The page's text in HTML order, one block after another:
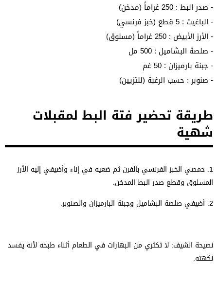
- صدر البط : 250 غراماً (مدخن)
- الباغيت : 5 قطع (خبز فرنسي)
- الأرز الأبيض : 250 غراماً (مسلوق)
- صلصة البشاميل : 500 مل
- جبنة بارميزان : 50 غم
- صنوبر : حسب الرغبة (للتزيين)
طريقة تحضير فتة البط لمقبلات
شهية
1. حمصي الخبز الفرنسي بالفرن ثم ضعيه في إناء وأضيفي إليه الأرز
المسلوق وقطع صدر البط المدخن.
2. أضيفي صلصة البشاميل وجبنة البارميزان والصنوبر.
نصيحة الشيف: لا تكثري من البهارات في الطعام أثناء طبخه لأنه يفسد
نكهته.